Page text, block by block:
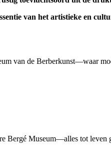
van het artistieke en
van de Berberkunst—waar
Bergé Museum—alles tot leven